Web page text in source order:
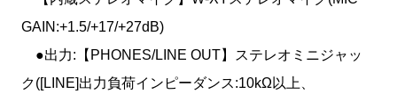
GAIN:+1.5/+17/+27dB)
●出力:【PHONES/LINE OUT】ステレオミニジャッ
ク([LINE]出力負荷インピーダンス:10kΩ以上、